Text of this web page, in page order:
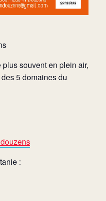
souvent en plein air,
5 domaines du
: